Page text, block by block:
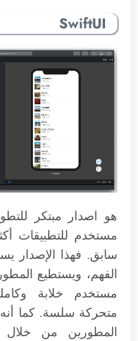
هو اصدار مبتكر
مستخدم للتطبيقات
سابق. فهذا الإصدار
الفهم، ويستطيع
مستخدم خلابة
متحركة سلسة. كما
المطورين من خلال